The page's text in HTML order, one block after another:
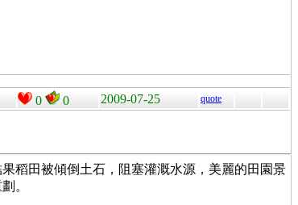
0 0 2009-07-25 quote
稻田被傾倒土石，阻塞灌溉水源，美麗的田園景
。